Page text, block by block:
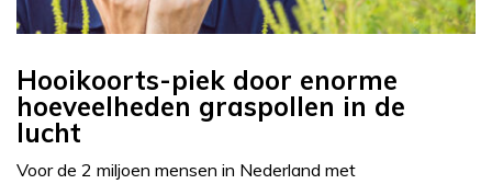
Hooikoorts-piek door enorme
hoeveelheden graspollen in de
lucht
Voor de 2 miljoen mensen in Nederland met